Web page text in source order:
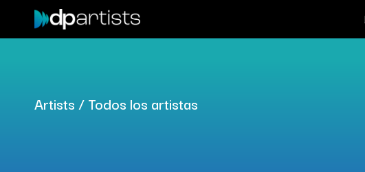
Artists / Todos los artistas